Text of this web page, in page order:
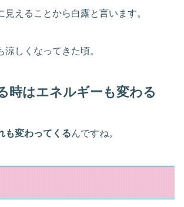
見えることから白露と言います。
しくなってきた頃。
時はエネルギーも変わる
も変わってくるんですね。